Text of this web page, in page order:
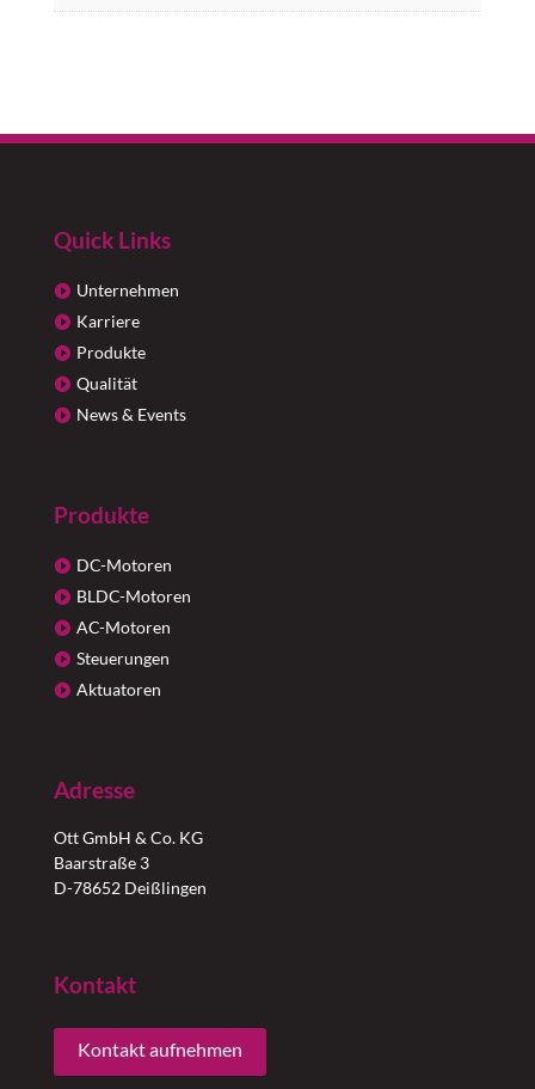
Quick Links
Unternehmen
Karriere
Produkte
Qualität
News & Events
Produkte
DC-Motoren
BLDC-Motoren
AC-Motoren
Steuerungen
Aktuatoren
Adresse
Ott GmbH & Co. KG
Baarstraße 3
D-78652 Deißlingen
Kontakt
Kontakt aufnehmen